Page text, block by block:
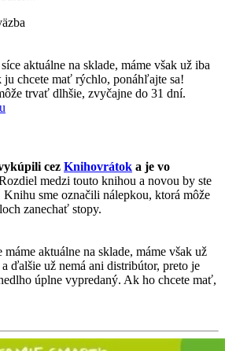
aktuálne na sklade, máme však už iba
ju chcete mať rýchlo, ponáhľajte sa!
trvať dlhšie, zvyčajne do 31 dní.
cez Knihovrátok a je vo
medzi touto knihou a novou by ste
Knihu sme označili nálepkou, ktorá môže
zanechať stopy.
aktuálne na sklade, máme však už
ďalšie už nemá ani distribútor, preto je
úplne vypredaný. Ak ho chcete mať,